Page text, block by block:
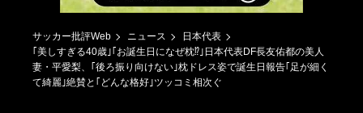
サッカー批評Web ニュース
日本代表
｢美しすぎる40歳｣｢お誕生日になぜ枕⁉｣日本代表DF長友佑都の美人
妻・平愛梨、｢後ろ振り向けない｣枕ドレス姿で誕生日報告｢足が細く
て綺麗｣絶賛と｢どんな格好｣ツッコミ相次ぐ